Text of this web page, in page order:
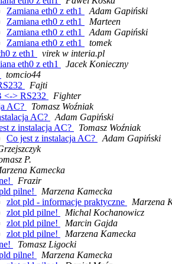
Zamiana eth0 z eth1
Adam Gapiński
Zamiana eth0 z eth1
Marteen
Zamiana eth0 z eth1
Adam Gapiński
Zamiana eth0 z eth1
tomek
z eth1
virek w interia.pl
eth0 z eth1
Jacek Konieczny
tomcio44
Fajti
<-> RS232
Fighter
AC?
Tomasz Woźniak
AC?
Adam Gapiński
z instalacja AC?
Tomasz Woźniak
Co jest z instalacja AC?
Adam Gapiński
P.
Kamecka
Frazir
pilne!
Marzena Kamecka
zlot pld - informacje praktyczne
Marzena
zlot pld pilne!
Michal Kochanowicz
zlot pld pilne!
Marcin Gajda
zlot pld pilne!
Marzena Kamecka
Tomasz Ligocki
pilne!
Marzena Kamecka